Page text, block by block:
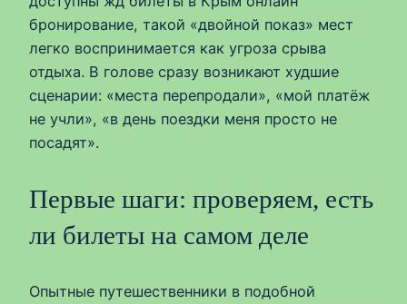
бронирование, такой «двойной показ» мест
легко воспринимается как угроза срыва
отдыха. В голове сразу возникают худшие
сценарии: «места перепродали», «мой платёж
не учли», «в день поездки меня просто не
посадят».
Первые шаги: проверяем, есть
ли билеты на самом деле
Опытные путешественники в подобной